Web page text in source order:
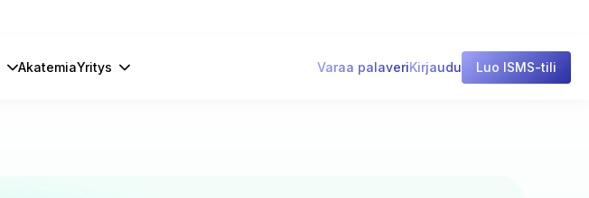
AkatemiaYritys Varaa palaveriKirjaudu Luo ISMS-tili